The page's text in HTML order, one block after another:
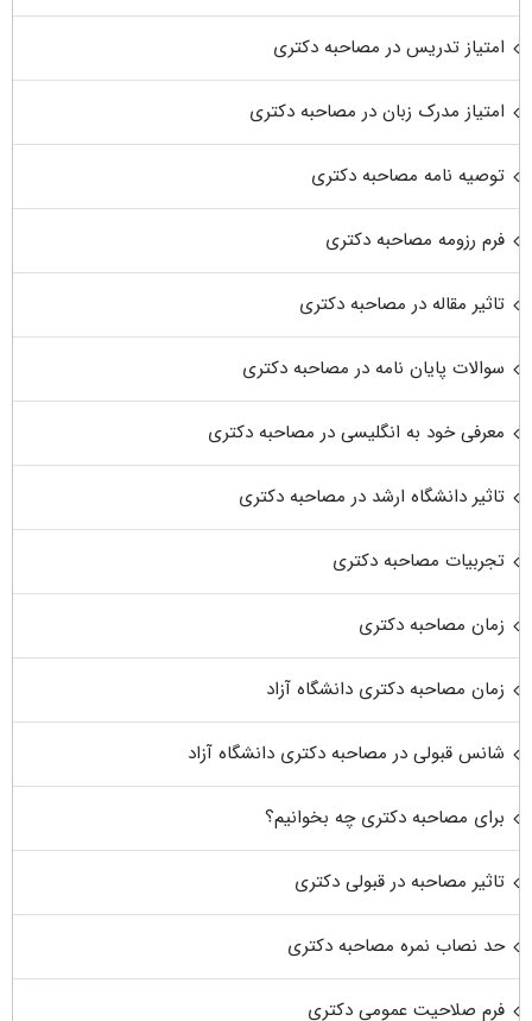
امتیاز تدریس در مصاحبه دکتری
امتیاز مدرک زبان در مصاحبه دکتری
توصیه نامه مصاحبه دکتری
فرم رزومه مصاحبه دکتری
تاثیر مقاله در مصاحبه دکتری
سوالات پایان نامه در مصاحبه دکتری
معرفی خود به انگلیسی در مصاحبه دکتری
تاثیر دانشگاه ارشد در مصاحبه دکتری
تجربیات مصاحبه دکتری
زمان مصاحبه دکتری
زمان مصاحبه دکتری دانشگاه آزاد
شانس قبولی در مصاحبه دکتری دانشگاه آزاد
برای مصاحبه دکتری چه بخوانیم؟
تاثیر مصاحبه در قبولی دکتری
حد نصاب نمره مصاحبه دکتری
فرم صلاحیت عمومی دکتری